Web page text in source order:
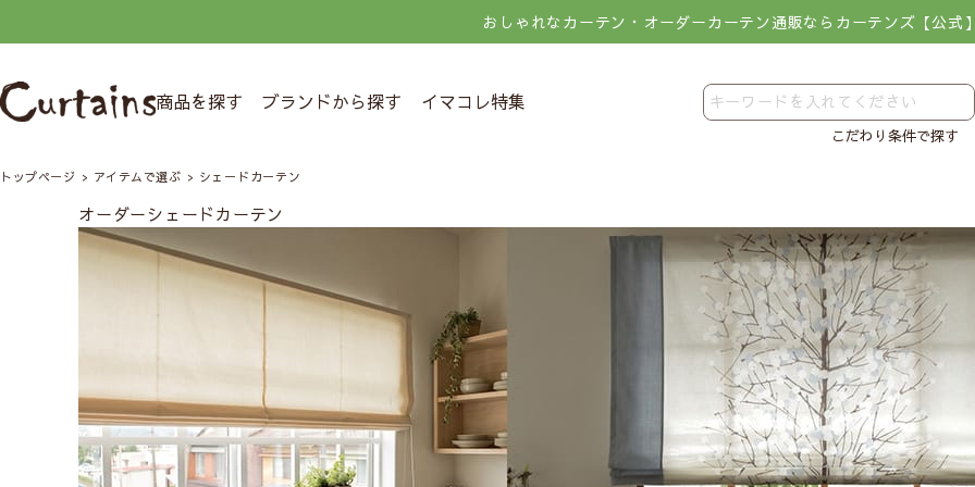
おしゃれなカーテン・オーダーカーテン通販ならカーテンズ【公式
商品を探す ブランドから探す イマコレ特集
こだわり条件で探す
トップページ アイテムで選ぶ シェードカーテン
オーダーシェードカーテン